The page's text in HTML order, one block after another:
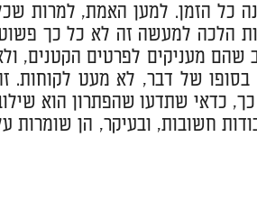
כל הזמן. למען האמת, למרות
הלכה למעשה זה לא כל כך
מעניקים לפרטים הקטנים,
של דבר, לא מעט לקוחות.
כדאי שתדעו שהפתרון הוא
חשובות, ובעיקר, הן שומרות